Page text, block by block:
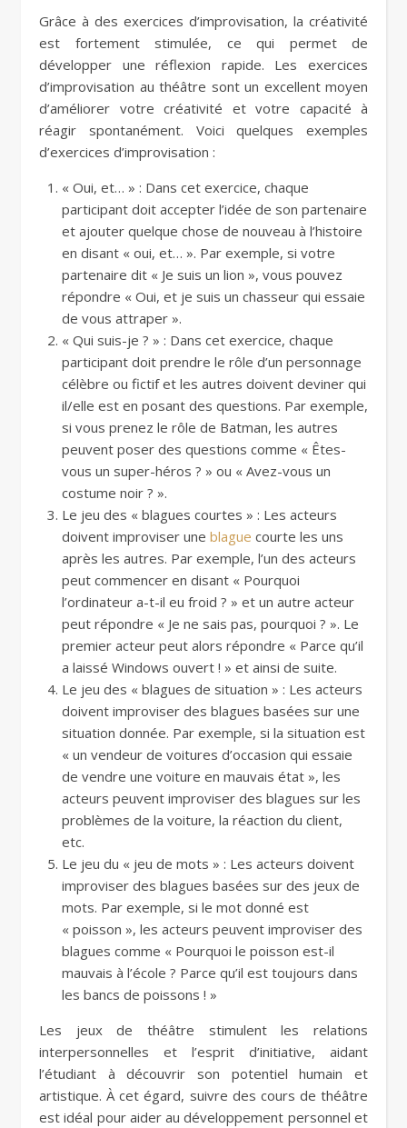
Grâce à des exercices d’improvisation, la créativité
est fortement stimulée, ce qui permet de
développer une réflexion rapide. Les exercices
d’improvisation au théâtre sont un excellent moyen
d’améliorer votre créativité et votre capacité à
réagir spontanément. Voici quelques exemples
d’exercices d’improvisation :
« Oui, et… » : Dans cet exercice, chaque
participant doit accepter l’idée de son partenaire
et ajouter quelque chose de nouveau à l’histoire
en disant « oui, et… ». Par exemple, si votre
partenaire dit « Je suis un lion », vous pouvez
répondre « Oui, et je suis un chasseur qui essaie
de vous attraper ».
« Qui suis-je ? » : Dans cet exercice, chaque
participant doit prendre le rôle d’un personnage
célèbre ou fictif et les autres doivent deviner qui
il/elle est en posant des questions. Par exemple,
si vous prenez le rôle de Batman, les autres
peuvent poser des questions comme « Êtes-
vous un super-héros ? » ou « Avez-vous un
costume noir ? ».
Le jeu des « blagues courtes » : Les acteurs
doivent improviser une blague courte les uns
après les autres. Par exemple, l’un des acteurs
peut commencer en disant « Pourquoi
l’ordinateur a-t-il eu froid ? » et un autre acteur
peut répondre « Je ne sais pas, pourquoi ? ». Le
premier acteur peut alors répondre « Parce qu’il
a laissé Windows ouvert ! » et ainsi de suite.
Le jeu des « blagues de situation » : Les acteurs
doivent improviser des blagues basées sur une
situation donnée. Par exemple, si la situation est
« un vendeur de voitures d’occasion qui essaie
de vendre une voiture en mauvais état », les
acteurs peuvent improviser des blagues sur les
problèmes de la voiture, la réaction du client,
etc.
Le jeu du « jeu de mots » : Les acteurs doivent
improviser des blagues basées sur des jeux de
mots. Par exemple, si le mot donné est
« poisson », les acteurs peuvent improviser des
blagues comme « Pourquoi le poisson est-il
mauvais à l’école ? Parce qu’il est toujours dans
les bancs de poissons ! »
Les jeux de théâtre stimulent les relations
interpersonnelles et l’esprit d’initiative, aidant
l’étudiant à découvrir son potentiel humain et
artistique. À cet égard, suivre des cours de théâtre
est idéal pour aider au développement personnel et